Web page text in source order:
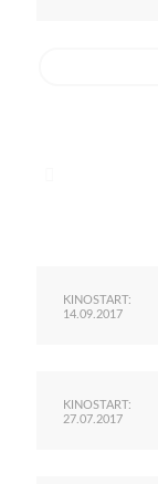
KINOSTART:
14.09.2017
KINOSTART:
27.07.2017